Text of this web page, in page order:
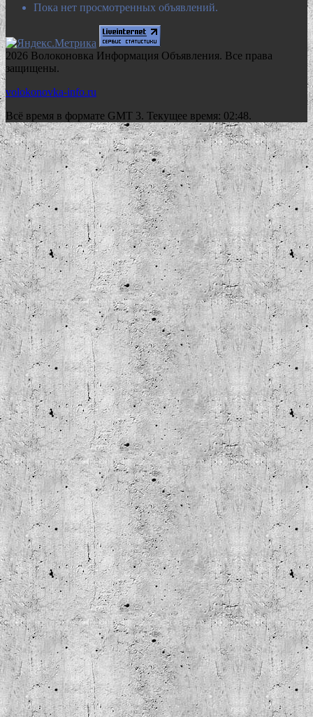
Пока нет просмотренных объявлений.
2026 Волоконовка Информация Объявления. Все права
защищены.
volokonovka-info.ru
Всё время в формате GMT 3. Текущее время: 02:48.